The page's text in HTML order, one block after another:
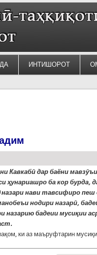
ИНТИШОРОТ
Кавкабӣ дар баёни
ҳунариашро ба кор бурда,
назари нави тавсифиро
нодири назарӣ,
назарию бадеии мусиқии
ки аз маъруфтарин